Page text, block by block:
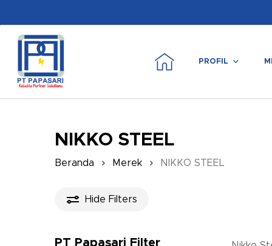
main
PROFIL
NIKKO STEEL
Beranda Merek NIKKO STEEL
Hide Filters
PT Papasari Filter